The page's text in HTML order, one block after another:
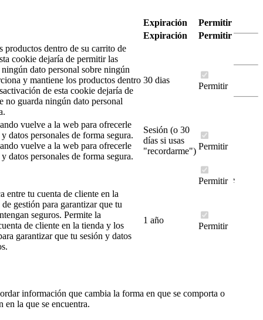
620 48 15 88 (sólo whatsapp)
info@vanypets.com
Alta en nuestra newsletter
Puede darse de baja en cualquier momento. Para ello, consulte
nuestra información de contacto en el aviso legal.
Expiración
Permitir
Expiración
Permitir
productos dentro de su carrito de
cookie dejaría de permitir las
dato personal sobre ningún
y mantiene los productos dentro
de esta cookie dejaría de
no guarda ningún dato personal
30 dias
Permitir
vuelve a la web para ofrecerle
datos personales de forma segura.
vuelve a la web para ofrecerle
datos personales de forma segura.
Sesión (o 30
días si usas
"recordarme") Permitir
Permitir
entre tu cuenta de cliente en la
gestión para garantizar que tu
seguros. Permite la
de cliente en la tienda y los
garantizar que tu sesión y datos
1 año
Permitir
información que cambia la forma en que se comporta o
la que se encuentra.